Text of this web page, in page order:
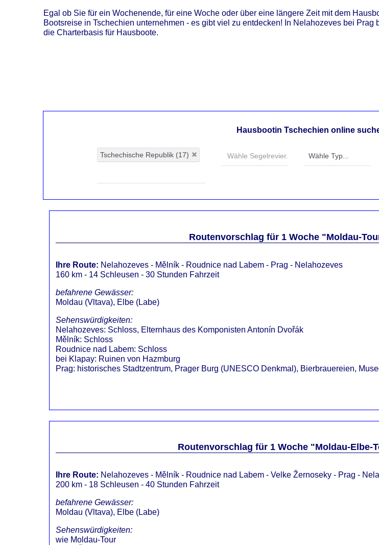
Egal ob Sie für ein Wochenende, für eine Woche oder über eine längere Zeit mit dem
Bootsreise in Tschechien unternehmen - es gibt viel zu entdecken! In Nelahozeves bei Prag
die Charterbasis für Hausboote.
Hausbootin Tschechien online
Routenvorschlag für 1 Woche "Moldau-
Ihre Route: Nelahozeves- Mělník - Roudnice nad Labem - Prag - Nelahozeves
160 km - 14 Schleusen - 30 Stunden Fahrzeit
befahrene Gewässer:
Moldau (Vltava), Elbe (Labe)
Sehenswürdigkeiten:
Nelahozeves: Schloss, Elternhaus des Komponisten Antonín Dvořák
Mělník: Schloss
Roudnice nad Labem: Schloss
bei Klapay: Ruinen von Hazmburg
Prag: historisches Stadtzentrum, Prager Burg (UNESCO Denkmal), Bierbrauereien,
Routenvorschlag für 1 Woche "Moldau-
Ihre Route: Nelahozeves- Mělník - Roudnice nad Labem - Velke Žernoseky - Prag -
200 km - 18 Schleusen - 40 Stunden Fahrzeit
befahrene Gewässer:
Moldau (Vltava), Elbe (Labe)
Sehenswürdigkeiten:
wie Moldau-Tour